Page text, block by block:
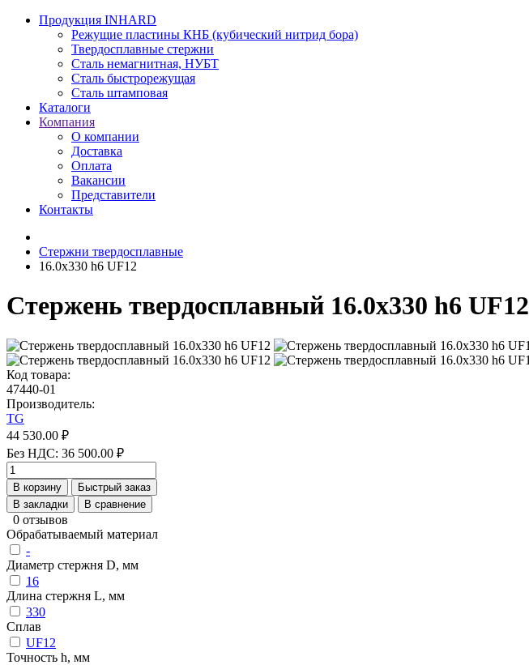
Продукция INHARD
Режущие пластины КНБ (кубический нитрид бора)
Твердосплавные стержни
Сталь немагнитная, НУБТ
Сталь быстрорежущая
Сталь штамповая
Каталоги
Компания
О компании
Доставка
Оплата
Вакансии
Представители
Контакты
Cтержни твердосплавные
16.0х330 h6 UF12
Стержень твердосплавный 16.0х330 h6 UF12
Код товара:
47440-01
Производитель:
TG
44 530.00 ₽
Без НДС: 36 500.00 ₽
В корзину
Быстрый заказ
В закладки
В сравнение
0 отзывов
Обрабатываемый материал
-
Диаметр стержня D, мм
16
Длина стержня L, мм
330
Сплав
UF12
Точность h, мм